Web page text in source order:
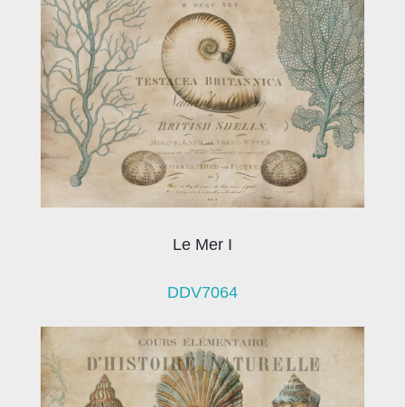
Le Mer I
DDV7064